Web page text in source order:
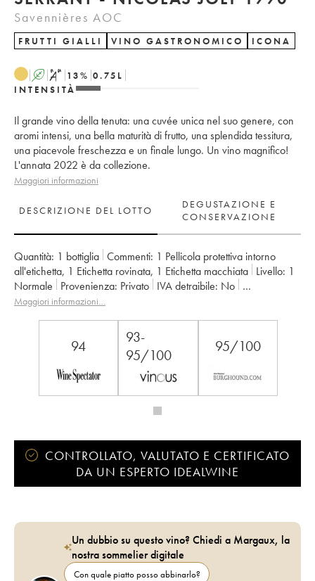
Savennières AOC
FRUTTI GIALLI VINO GASTRONOMICO ICONA
A S 13% 0.75 L
INTENSITÀ
Il grande vino della tenuta: una cuvée unica nel suo genere, con
aromi intensi, una bella maturità di frutto, una splendida tessitura,
una piacevole freschezza e un finale lungo. Un vino magnifico!
L'annata 2022 è da collezione.
Maggiori informazioni
DESCRIZIONE DEL LOTTO
DEGUSTAZIONE E
CONSERVAZIONE
Quantità: 1 bottiglia Commenti: 1 Pellicola protettiva intorno
all'etichetta, 1 Etichetta rovinata, 1 Etichetta macchiata Livello: 1
Normale
Provenienza: privato IVA detraibile:
no
Regione:
Valle della Loira
Maggiori informazioni…
94
93-
95/100
95/100
CONTROLLATO, VALUTATO E CERTIFICATO
DA UN ESPERTO IDEALWINE
Un dubbio su questo vino? Chiedi a Margaux, la
nostra sommelier digitale
Con quale piatto posso abbinarlo?